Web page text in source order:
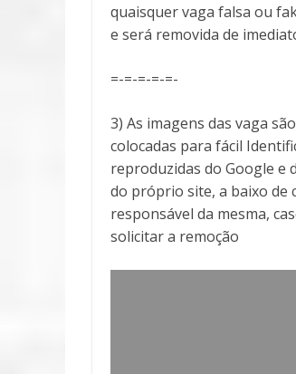
quaisquer vaga falsa ou
e será removida de
=-=-=-=-=-
3) As imagens das vaga
colocadas para fácil
reproduzidas do Google e
do próprio site, a baixo de
responsável da mesma,
solicitar a remoção